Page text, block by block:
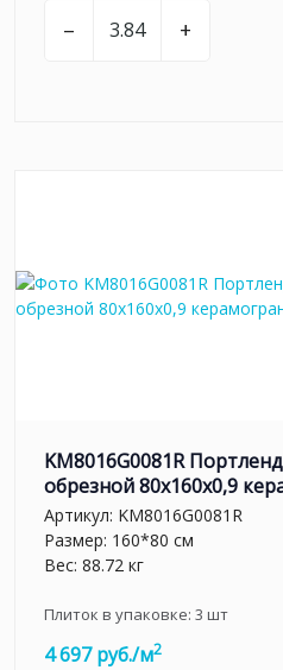
– +
KM8016G0081R
обрезной 80x160x0,9
Артикул: KM8016G0081R
Размер: 160*80 см
Вес: 88.72 кг
Плиток в упаковке: 3 шт
4 697 руб./м2